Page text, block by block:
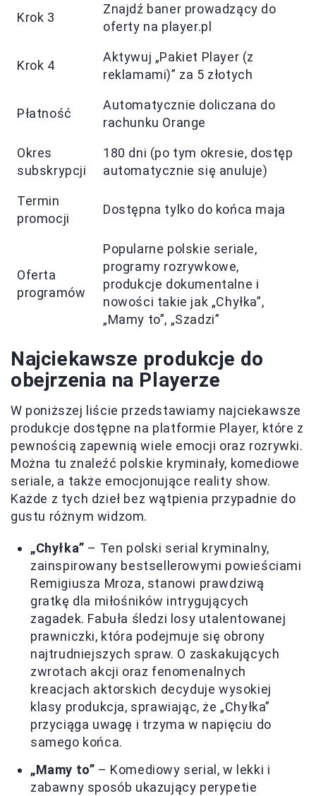
Krok 3
Znajdź baner prowadzący do
oferty na player.pl
Krok 4
Aktywuj „Pakiet Player (z
reklamami)” za 5 złotych
Płatność
Automatycznie doliczana do
rachunku Orange
Okres
subskrypcji
180 dni (po tym okresie, dostęp
automatycznie się anuluje)
Termin
promocji
Dostępna tylko do końca maja
Oferta
programów
Popularne polskie seriale,
programy rozrywkowe,
produkcje dokumentalne i
nowości takie jak „Chyłka”,
„Mamy to”, „Szadzi”
Najciekawsze produkcje do
obejrzenia na Playerze
W poniższej liście przedstawiamy najciekawsze
produkcje dostępne na platformie Player, które z
pewnością zapewnią wiele emocji oraz rozrywki.
Można tu znaleźć polskie kryminały, komediowe
seriale, a także emocjonujące reality show.
Każde z tych dzieł bez wątpienia przypadnie do
gustu różnym widzom.
„Chyłka” – Ten polski serial kryminalny,
zainspirowany bestsellerowymi powieściami
Remigiusza Mroza, stanowi prawdziwą
gratkę dla miłośników intrygujących
zagadek. Fabuła śledzi losy utalentowanej
prawniczki, która podejmuje się obrony
najtrudniejszych spraw. O zaskakujących
zwrotach akcji oraz fenomenalnych
kreacjach aktorskich decyduje wysokiej
klasy produkcja, sprawiając, że „Chyłka”
przyciąga uwagę i trzyma w napięciu do
samego końca.
„Mamy to” – Komediowy serial, w lekki i
zabawny sposób ukazujący perypetie